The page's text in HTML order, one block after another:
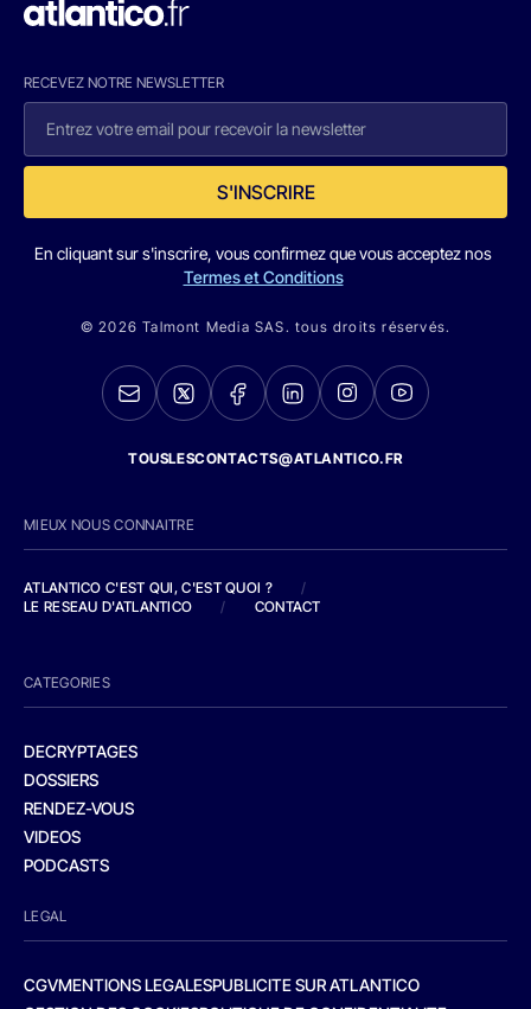
RECEVEZ NOTRE NEWSLETTER
S'INSCRIRE
En cliquant sur s'inscrire, vous confirmez que vous acceptez nos
Termes et Conditions
© 2026 Talmont Media SAS. tous droits réservés.
TOUSLESCONTACTS@ATLANTICO.FR
MIEUX NOUS CONNAITRE
ATLANTICO C'EST QUI, C'EST QUOI ?
/
LE RESEAU D'ATLANTICO
/ CONTACT
CATEGORIES
DECRYPTAGES
DOSSIERS
RENDEZ-VOUS
VIDEOS
PODCASTS
LEGAL
CGVMENTIONS LEGALESPUBLICITE SUR ATLANTICO